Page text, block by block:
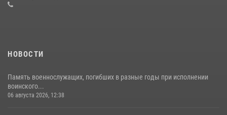
05 августа 2026, 05:35
НОВОСТИ
Память военнослужащих, погибших в разные годы при исполнении
воинского...
06 августа 2026, 12:38